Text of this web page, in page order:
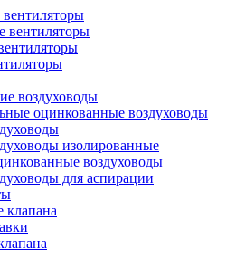
вентиляторы
воздуховоды
оцинкованные воздуховоды
изолированные
воздуховоды
для аспирации